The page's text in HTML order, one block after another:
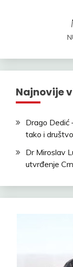
Najnovije
Drago Dedić
tako i
Dr Miroslav
utvrđenje